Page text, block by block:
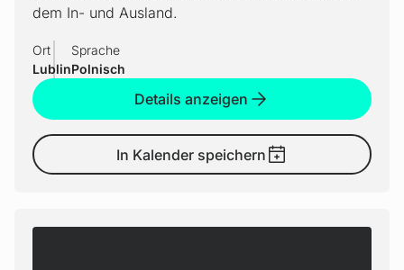
dem In- und Ausland.
Ort
Lublin
Sprache
Polnisch
Details anzeigen
In Kalender speichern